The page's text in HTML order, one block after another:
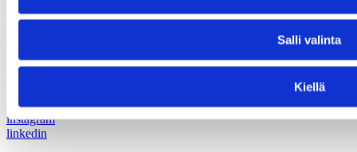
Salli valinta
Kiellä
(09) 440 471
facebook
instagram
linkedin